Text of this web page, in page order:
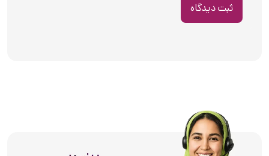
ثبت دیدگاه